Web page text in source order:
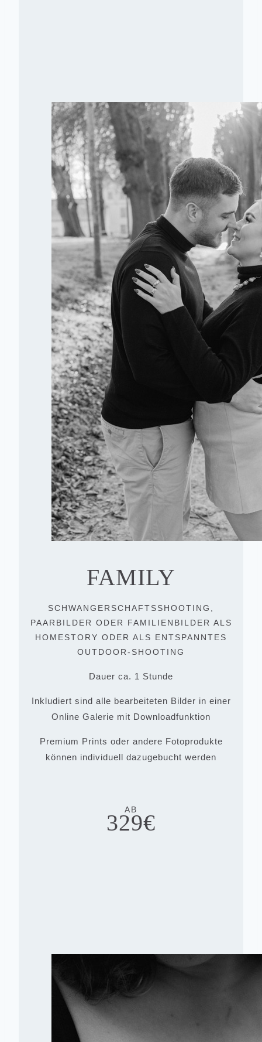
FAMILY
SCHWANGERSCHAFTSSHOOTING,
PAARBILDER ODER FAMILIENBILDER ALS
HOMESTORY ODER ALS ENTSPANNTES
OUTDOOR-SHOOTING
Dauer ca. 1 Stunde
Inkludiert sind alle bearbeiteten Bilder in einer
Online Galerie mit Downloadfunktion
Premium Prints oder andere Fotoprodukte
können individuell dazugebucht werden
AB
329€